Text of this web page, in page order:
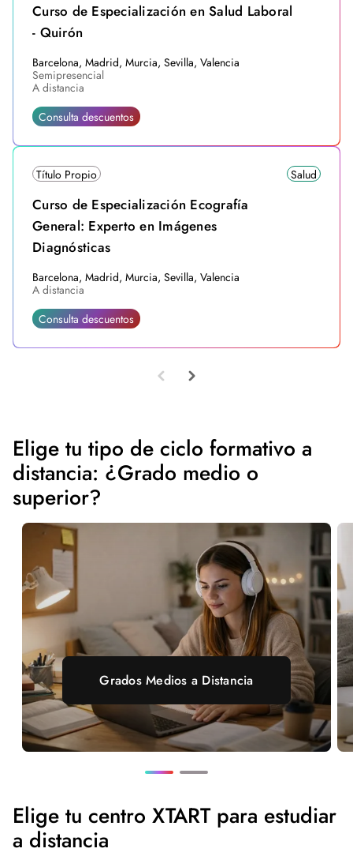
Curso de Especialización en Salud Laboral
- Quirón
Barcelona, Madrid, Murcia, Sevilla, Valencia
Semipresencial
A distancia
Consulta descuentos
Título Propio Salud
Curso de Especialización Ecografía
General: Experto en Imágenes
Diagnósticas
Barcelona, Madrid, Murcia, Sevilla, Valencia
A distancia
Consulta descuentos
Elige tu tipo de ciclo formativo a
distancia: ¿Grado medio o
superior?
Grados Medios a Distancia
Elige tu centro XTART para estudiar
a distancia